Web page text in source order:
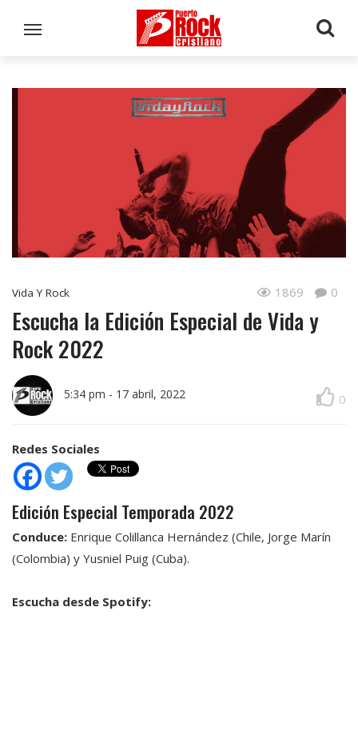
Vida Y Rock 1869 0
Escucha la Edición Especial de Vida y
Rock 2022
5:34 pm - 17 abril, 2022 0
Redes Sociales
Edición Especial Temporada 2022
Conduce: Enrique Colillanca Hernández (Chile, Jorge Marín
(Colombia) y Yusniel Puig (Cuba).
Escucha desde Spotify: